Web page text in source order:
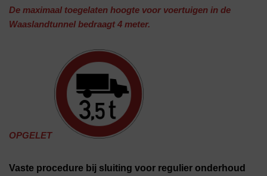
De maximaal toegelaten hoogte voor voertuigen in de
Waaslandtunnel bedraagt 4 meter.
OPGELET
Vaste procedure bij sluiting voor regulier onderhoud